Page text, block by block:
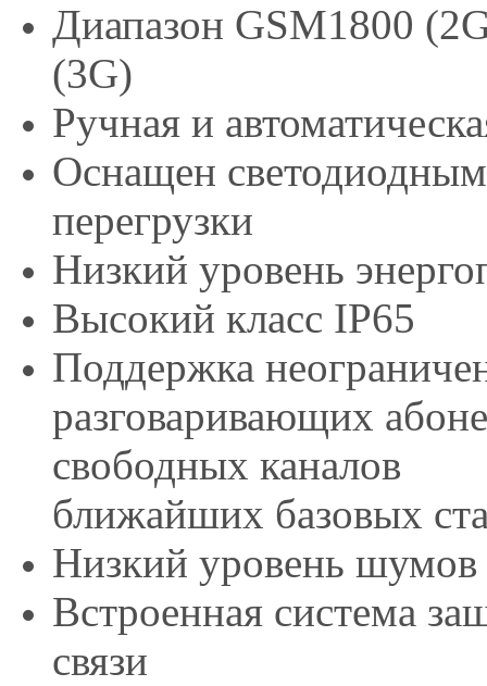
Диапазон GSM1800
(3G)
Ручная и
Оснащен
перегрузки
Низкий уровень
Высокий класс IP65
Поддержка
разговаривающих
свободных каналов
ближайших базовых
Низкий уровень шумов
Встроенная система
связи